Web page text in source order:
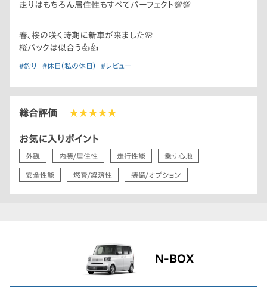
走りはもちろん居住性もすべてパーフェクト💯💯
春、桜の咲く時期に新車が来ました🌸
桜バックは似合う👍👍
#釣り #休日（私の休日） #レビュー
総合評価 ★★★★★
お気に入りポイント
外観 内装/居住性 走行性能 乗り心地
安全性能 燃費/経済性 装備/オプション
N-BOX